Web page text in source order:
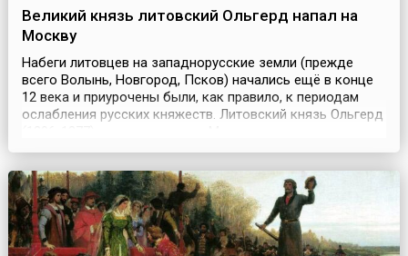
Великий князь литовский Ольгерд напал на
Москву
Набеги литовцев на западнорусские земли (прежде
всего Волынь, Новгород, Псков) начались ещё в конце
12 века и приурочены были, как правило, к периодам
ослабления русских княжеств. Литовский князь Ольгерд
воспользовавшись усобицей между московским и
году. В 1368 году великий литовский князь Ол...